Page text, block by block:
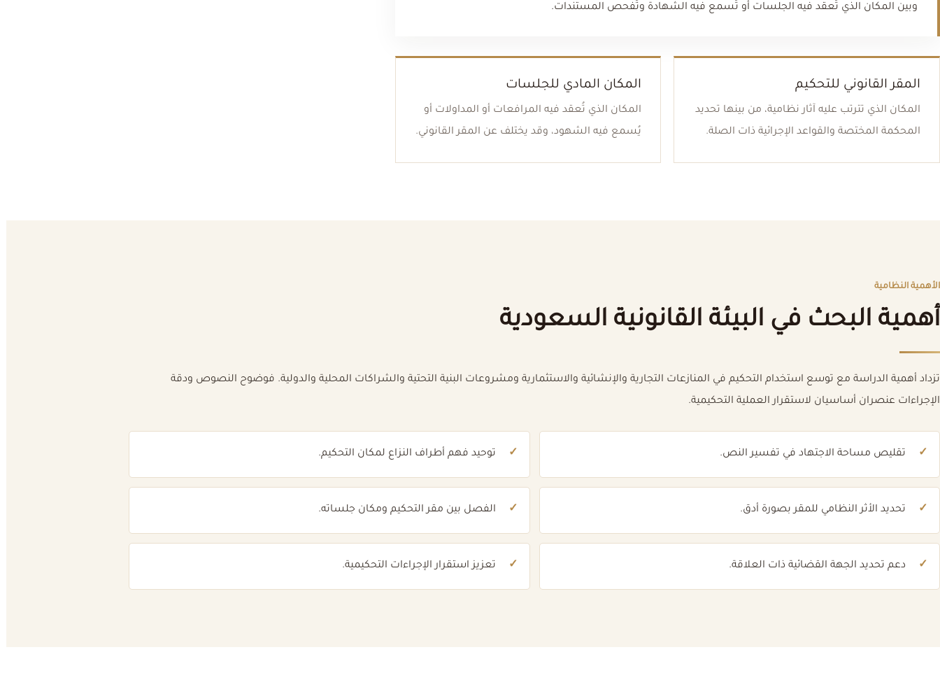
وبين المكان الذي تُعقد فيه الجلسات أو تُسمع فيه الشهادة وتُفحص المستندات.
المقر القانوني للتحكيم
المكان الذي تترتب عليه آثار نظامية، من بينها تحديد
المحكمة المختصة والقواعد الإجرائية ذات الصلة.
المكان المادي للجلسات
المكان الذي تُعقد فيه المرافعات أو المداولات أو
يُسمع فيه الشهود، وقد يختلف عن المقر القانوني.
الأهمية النظامية
أهمية البحث في البيئة القانونية السعودية
تزداد أهمية الدراسة مع توسع استخدام التحكيم في المنازعات التجارية والإنشائية والاستثمارية ومشروعات البنية التحتية والشراكات المحلية والدولية. فوضوح النصوص ودقة
الإجراءات عنصران أساسيان لاستقرار العملية التحكيمية.
تقليص مساحة الاجتهاد في تفسير النص. توحيد فهم أطراف النزاع لمكان التحكيم.
تحديد الأثر النظامي للمقر بصورة أدق. الفصل بين مقر التحكيم ومكان جلساته.
دعم تحديد الجهة القضائية ذات العلاقة. تعزيز استقرار الإجراءات التحكيمية.